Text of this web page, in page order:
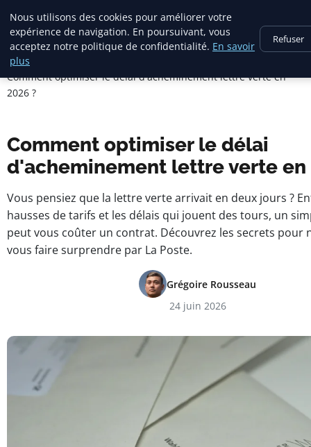
Square Annuaire
Accueil
Comment optimiser le délai d'acheminement lettre verte en
2026 ?
Comment optimiser le délai
d'acheminement lettre verte en
Vous pensiez que la lettre verte arrivait en deux jours ?
hausses de tarifs et les délais qui jouent des tours, un
peut vous coûter un contrat. Découvrez les secrets pour
vous faire surprendre par La Poste.
Grégoire Rousseau
24 juin 2026
Nous utilisons des cookies pour améliorer votre
expérience de navigation. En poursuivant, vous
acceptez notre politique de confidentialité. En savoir
plus
Refuser